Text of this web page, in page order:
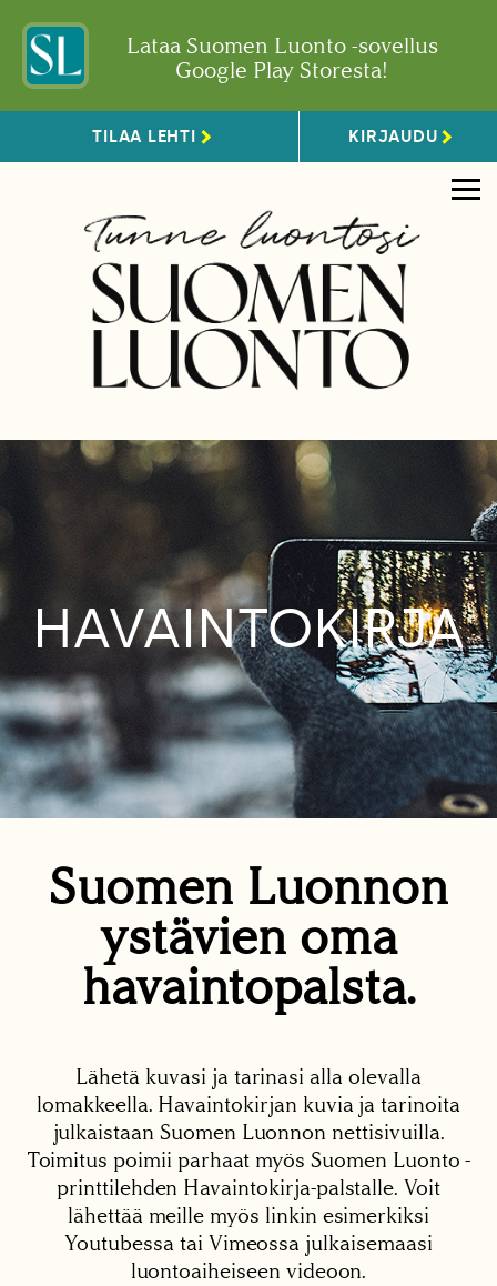
Lataa Suomen Luonto -sovellus
Google Play Storesta!
TILAA LEHTI KIRJAUDU
HAVAINTOKIRJA
Suomen Luonnon
ystävien oma
havaintopalsta.
Lähetä kuvasi ja tarinasi alla olevalla
lomakkeella. Havaintokirjan kuvia ja tarinoita
julkaistaan Suomen Luonnon nettisivuilla.
Toimitus poimii parhaat myös Suomen Luonto -
printtilehden Havaintokirja-palstalle. Voit
lähettää meille myös linkin esimerkiksi
Youtubessa tai Vimeossa julkaisemaasi
luontoaiheiseen videoon.